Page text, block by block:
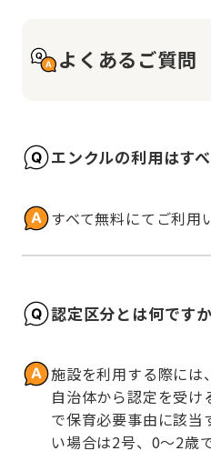
よくあるご質問
エンクルの利用はす
すべて無料にてご利用
認定区分とは何です
施設を利用する際には
自治体から認定を受
で保育必要事由に該当
い場合は2号、0～2歳